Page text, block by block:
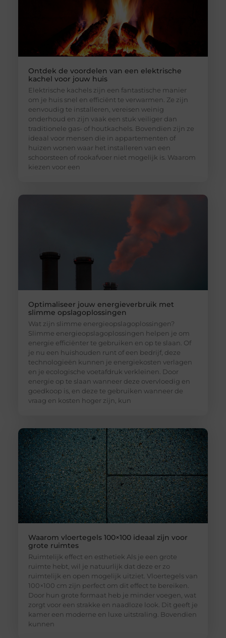
Ontdek de voordelen van een elektrische
kachel voor jouw huis
Elektrische kachels zijn een fantastische manier
om je huis snel en efficiënt te verwarmen. Ze zijn
eenvoudig te installeren, vereisen weinig
onderhoud en zijn vaak een stuk veiliger dan
traditionele gas- of houtkachels. Bovendien zijn ze
ideaal voor mensen die in appartementen of
huizen wonen waar het installeren van een
schoorsteen of rookafvoer niet mogelijk is. Waarom
kiezen voor een
Optimaliseer jouw energieverbruik met
slimme opslagoplossingen
Wat zijn slimme energieopslagoplossingen?
Slimme energieopslagoplossingen helpen je om
energie efficiënter te gebruiken en op te slaan. Of
je nu een huishouden runt of een bedrijf, deze
technologieën kunnen je energiekosten verlagen
en je ecologische voetafdruk verkleinen. Door
energie op te slaan wanneer deze overvloedig en
goedkoop is, en deze te gebruiken wanneer de
vraag en kosten hoger zijn, kun
Waarom vloertegels 100×100 ideaal zijn voor
grote ruimtes
Ruimtelijk effect en esthetiek Als je een grote
ruimte hebt, wil je natuurlijk dat deze er zo
ruimtelijk en open mogelijk uitziet. Vloertegels van
100×100 cm zijn perfect om dit effect te bereiken.
Door hun grote formaat heb je minder voegen, wat
zorgt voor een strakke en naadloze look. Dit geeft je
kamer een moderne en luxe uitstraling. Bovendien
kunnen